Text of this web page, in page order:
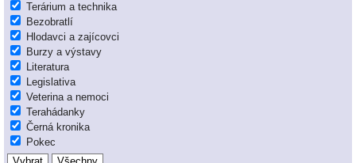
Terárium a technika
Bezobratlí
Hlodavci a zajícovci
Burzy a výstavy
Literatura
Legislativa
Veterina a nemoci
Terahádanky
Černá kronika
Pokec